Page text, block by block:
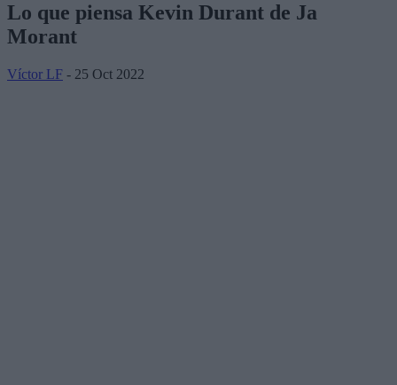
Lo que piensa Kevin Durant de Ja
Morant
Víctor LF - 25 Oct 2022